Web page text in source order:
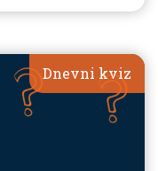
Dnevni kviz